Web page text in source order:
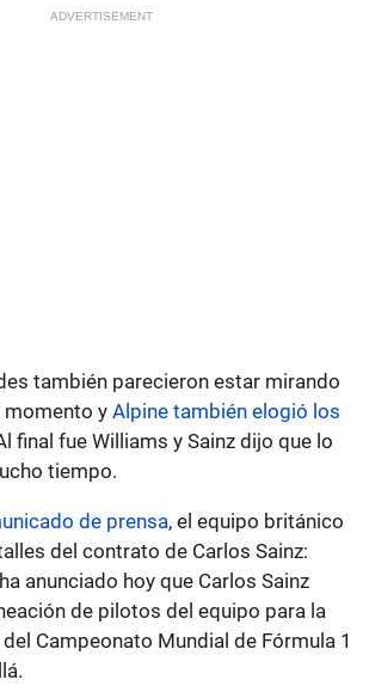
ADVERTISEMENT
también parecieron estar mirando
momento yAlpine también elogió los
final fue Williams y Sainz dijo que lo
tiempo.
de prensa, el equipo británico
del contrato de Carlos Sainz:
anunciado hoy que Carlos Sainz
de pilotos del equipo para la
Campeonato Mundial de Fórmula 1